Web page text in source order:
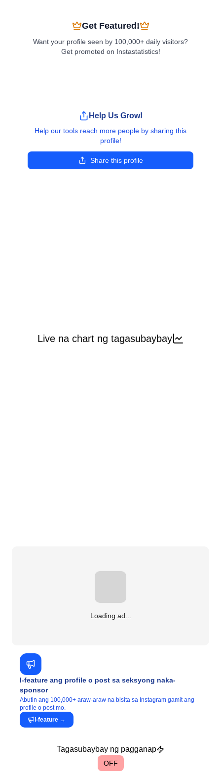
Get Featured!
Want your profile seen by 100,000+ daily visitors?
Get promoted on Instastatistics!
Help Us Grow!
Help our tools reach more people by sharing this
profile!
Share this profile
Live na chart ng tagasubaybay
Loading ad...
I-feature ang profile o post sa seksyong naka-
sponsor
Abutin ang 100,000+ araw-araw na bisita sa Instagram gamit ang
profile o post mo.
I-feature →
Tagasubaybay ng pagganap
OFF